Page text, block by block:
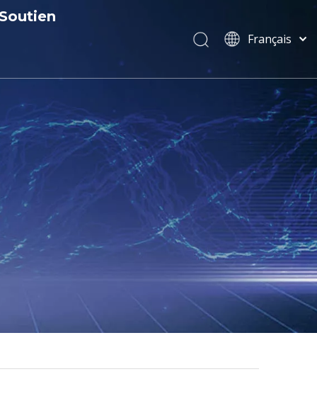
de R&D
Soutien
FAQ
Français
ไทย
Tiếng Việt
Italiano
Português
Español
Pусский
العربية
简体中文
English